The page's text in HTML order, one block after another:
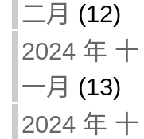
二月 (12)
2024 年 十
一月 (13)
2024 年 十